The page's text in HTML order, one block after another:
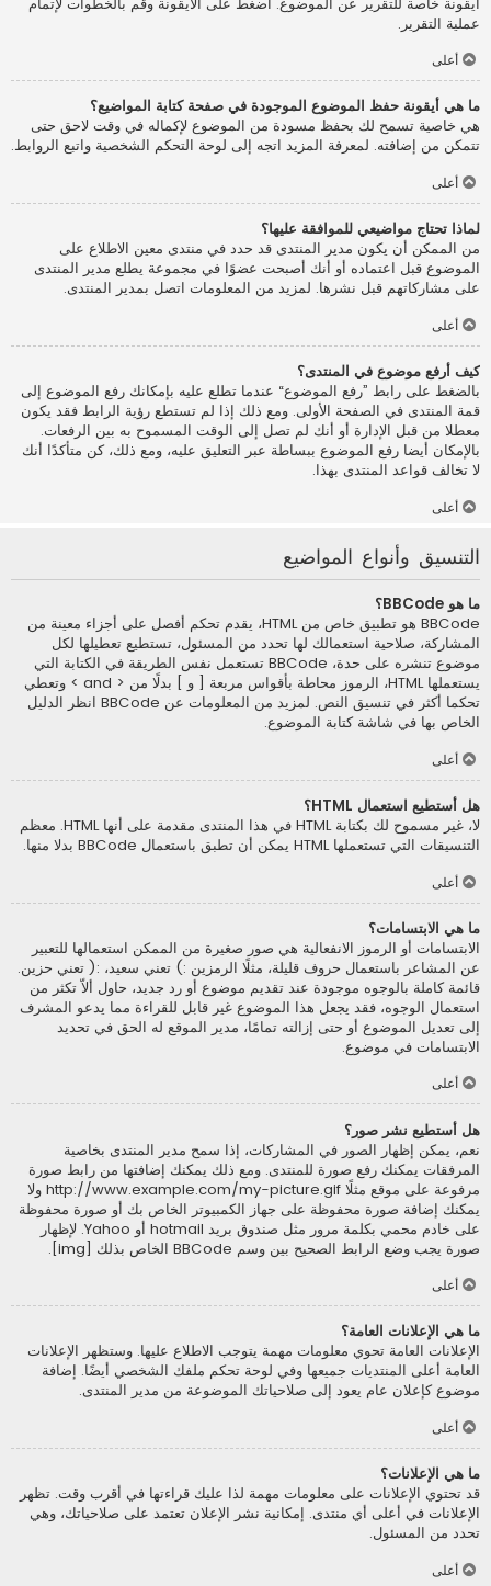
عملية التقرير.
أعلى
ما هي أيقونة حفظ الموضوع الموجودة في صفحة كتابة المواضيع؟
هي خاصية تسمح لك بحفظ مسودة من الموضوع لإكماله في وقت لاحق حتى
تتمكن من إضافته. لمعرفة المزيد اتجه إلى لوحة التحكم الشخصية واتبع الروابط.
أعلى
لماذا تحتاج مواضيعي للموافقة عليها؟
من الممكن أن يكون مدير المنتدى قد حدد في منتدى معين الاطلاع على
الموضوع قبل اعتماده أو أنك أصبحت عضوًا في مجموعة يطلع مدير المنتدى
على مشاركاتهم قبل نشرها. لمزيد من المعلومات اتصل بمدير المنتدى.
أعلى
كيف أرفع موضوع في المنتدى؟
بالضغط على رابط ”رفع الموضوع“ عندما تطلع عليه بإمكانك رفع الموضوع إلى
قمة المنتدى في الصفحة الأولى. ومع ذلك إذا لم تستطع رؤية الرابط فقد يكون
معطلا من قبل الإدارة أو أنك لم تصل إلى الوقت المسموح به بين الرفعات.
بالإمكان أيضا رفع الموضوع ببساطة عبر التعليق عليه، ومع ذلك، كن متأكدًا أنك
لا تخالف قواعد المنتدى بهذا.
أعلى
التنسيق وأنواع المواضيع
ما هو BBCode؟
BBCode هو تطبيق خاص من HTML، يقدم تحكم أفصل على أجزاء معينة من
المشاركة، صلاحية استعمالك لها تحدد من المسئول، تستطيع تعطيلها لكل
موضوع تنشره على حدة، BBCode تستعمل نفس الطريقة في الكتابة التي
يستعملها HTML، الرموز محاطة بأقواس مربعة [ و ] بدلًا من < and > وتعطي
تحكما أكثر في تنسيق النص. لمزيد من المعلومات عن BBCode انظر الدليل
الخاص بها في شاشة كتابة الموضوع.
أعلى
هل أستطيع استعمال HTML؟
لا، غير مسموح لك بكتابة HTML في هذا المنتدى مقدمة على أنها HTML. معظم
التنسيقات التي تستعملها HTML يمكن أن تطبق باستعمال BBCode بدلا منها.
أعلى
ما هي الابتسامات؟
الابتسامات أو الرموز الانفعالية هي صور صغيرة من الممكن استعمالها للتعبير
عن المشاعر باستعمال حروف قليلة، مثلًا الرمزين :) تعني سعيد، :( تعني حزين.
قائمة كاملة بالوجوه موجودة عند تقديم موضوع أو رد جديد، حاول ألاّ تكثر من
استعمال الوجوه، فقد يجعل هذا الموضوع غير قابل للقراءة مما يدعو المشرف
إلى تعديل الموضوع أو حتى إزالته تمامًا، مدير الموقع له الحق في تحديد
الابتسامات في موضوع.
أعلى
هل أستطيع نشر صور؟
نعم، يمكن إظهار الصور في المشاركات، إذا سمح مدير المنتدى بخاصية
المرفقات يمكنك رفع صورة للمنتدى. ومع ذلك يمكنك إضافتها من رابط صورة
مرفوعة على موقع مثلًا http://www.example.com/my-picture.gif ولا
يمكنك إضافة صورة محفوظة على جهاز الكمبيوتر الخاص بك أو صورة محفوظة
على خادم محمي بكلمة مرور مثل صندوق بريد hotmail أو Yahoo. لإظهار
صورة يجب وضع الرابط الصحيح بين وسم BBCode الخاص بذلك [img].
أعلى
ما هي الإعلانات العامة؟
الإعلانات العامة تحوي معلومات مهمة يتوجب الاطلاع عليها. وستظهر الإعلانات
العامة أعلى المنتديات جميعها وفي لوحة تحكم ملفك الشخصي أيضًا. إضافة
موضوع كإعلان عام يعود إلى صلاحياتك الموضوعة من مدير المنتدى.
أعلى
ما هي الإعلانات؟
قد تحتوي الإعلانات على معلومات مهمة لذا عليك قراءتها في أقرب وقت. تظهر
الإعلانات في أعلى أي منتدى. إمكانية نشر الإعلان تعتمد على صلاحياتك، وهي
تحدد من المسئول.
أعلى